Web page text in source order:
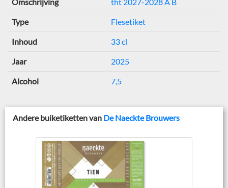
Type Flesetiket
Inhoud 33 cl
Jaar 2025
Alcohol 7,5
Andere buiketiketten van De Naeckte Brouwers